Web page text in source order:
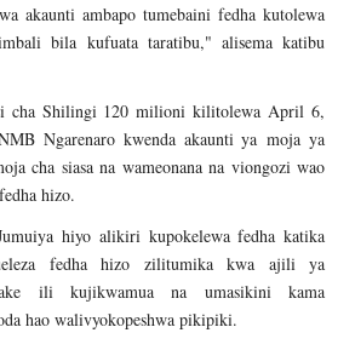
akaunti ambapo tumebaini fedha kutolewa
bila kufuata taratibu," alisema katibu
cha Shilingi 120 milioni kilitolewa April 6,
Ngarenaro kwenda akaunti ya moja ya
cha siasa na wameonana na viongozi wao
hizo.
hiyo alikiri kupokelewa fedha katika
fedha hizo zilitumika kwa ajili ya
ili kujikwamua na umasikini kama
hao walivyokopeshwa pikipiki.